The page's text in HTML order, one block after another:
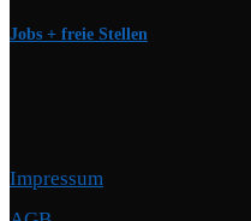
Jobs + freie Stellen
Impressum